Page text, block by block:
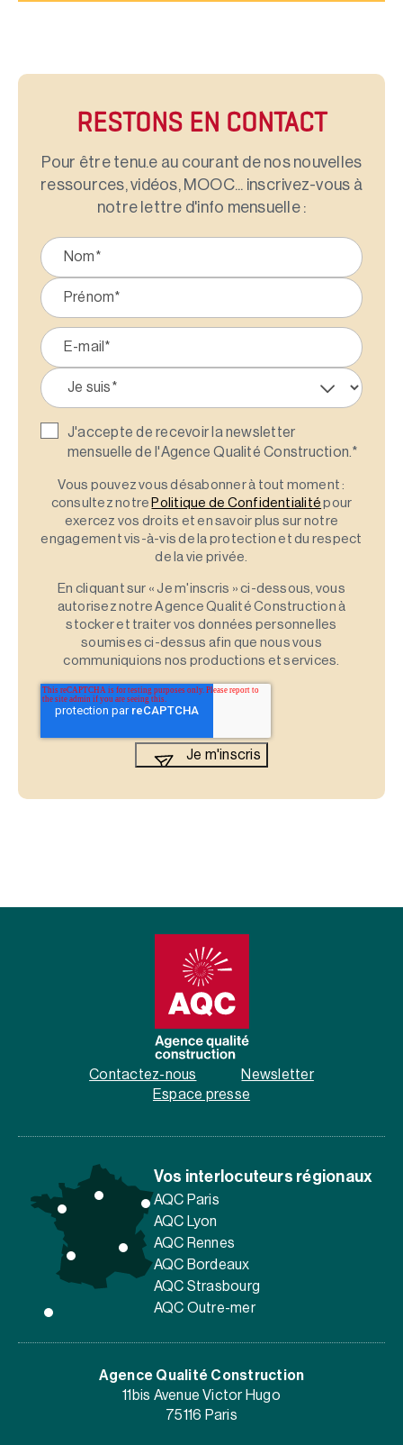
RESTONS EN CONTACT
Pour être tenu.e au courant de nos nouvelles
ressources, vidéos, MOOC... inscrivez-vous à
notre lettre d'info mensuelle :
J'accepte de recevoir la newsletter
mensuelle de l'Agence Qualité Construction.*
Vous pouvez vous désabonner à tout moment :
consultez notre Politique de Confidentialité pour
exercez vos droits et en savoir plus sur notre
engagement vis-à-vis de la protection et du respect
de la vie privée.
En cliquant sur « Je m'inscris » ci-dessous, vous
autorisez notre Agence Qualité Construction à
stocker et traiter vos données personnelles
soumises ci-dessus afin que nous vous
communiquions nos productions et services.
Contactez-nous
Newsletter
Espace presse
Vos interlocuteurs régionaux
AQC Paris
AQC Lyon
AQC Rennes
AQC Bordeaux
AQC Strasbourg
AQC Outre-mer
Agence Qualité Construction
11bis Avenue Victor Hugo
75116 Paris